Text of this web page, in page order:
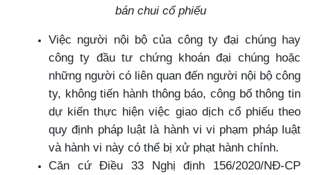
bán chui cổ phiếu
Việc người nội bộ của công ty đại chúng hay
công ty đầu tư chứng khoán đại chúng hoặc
những người có liên quan đến người nội bộ công
ty, không tiến hành thông báo, công bố thông tin
dự kiến thực hiện việc giao dịch cổ phiếu theo
quy định pháp luật là hành vi vi phạm pháp luật
và hành vi này có thể bị xử phạt hành chính.
Căn cứ Điều 33 Nghị định 156/2020/NĐ-CP